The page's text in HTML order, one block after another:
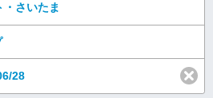
さいたま
28